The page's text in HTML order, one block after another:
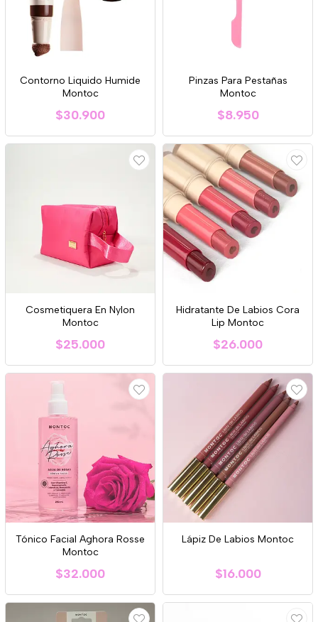
Contorno Liquido Humide
Montoc
$30.900
Pinzas Para Pestañas
Montoc
$8.950
Cosmetiquera En Nylon
Montoc
$25.000
Hidratante De Labios Cora
Lip Montoc
$26.000
Tónico Facial Aghora Rosse
Montoc
$32.000
Lápiz De Labios Montoc
$16.000